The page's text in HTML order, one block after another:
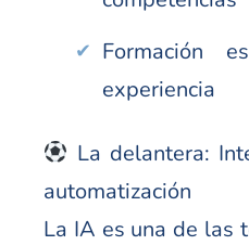
Formación
experiencia
La delantera:
automatización
La IA es una de las